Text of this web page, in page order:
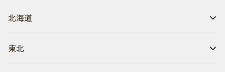
北海道
東北